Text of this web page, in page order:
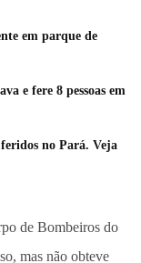
em parque de
e fere 8 pessoas em
no Pará. Veja
de Bombeiros do
mas não obteve